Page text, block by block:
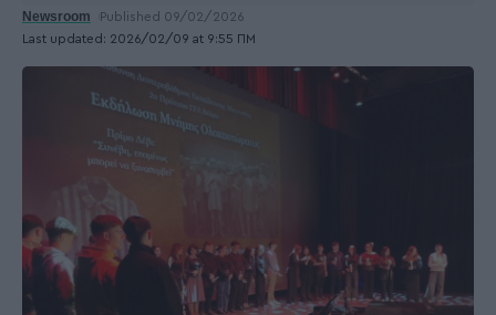
Last updated: 2026/02/09 at 9:55 ΠΜ
Newsroom Published 09/02/2026